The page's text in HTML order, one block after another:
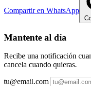
Compartir en WhatsApp
Mantente al día
Recibe una notificación
cancela cuando quieras.
tu@email.com